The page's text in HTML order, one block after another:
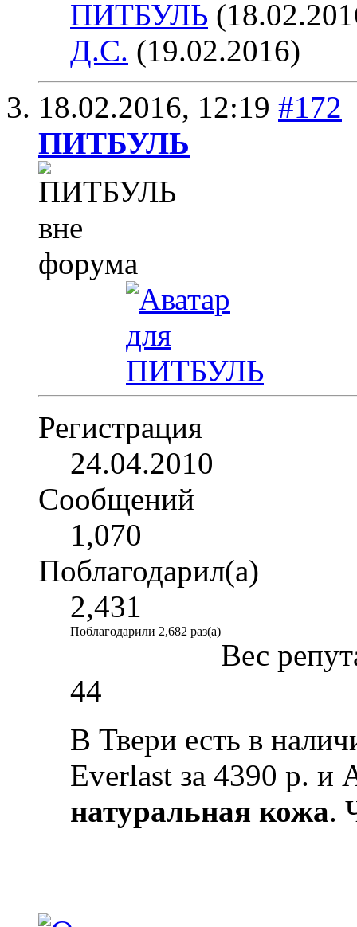
ПИТБУЛЬ
Д.С. (19.02.2016)
18.02.2016, 12:19 #172
ПИТБУЛЬ
Регистрация
24.04.2010
Сообщений
1,070
Поблагодарил(а)
2,431
Поблагодарили 2,682 раз(а)
Вес
44
В Твери есть в
Everlast за 4390 р. и
натуральная кожа.